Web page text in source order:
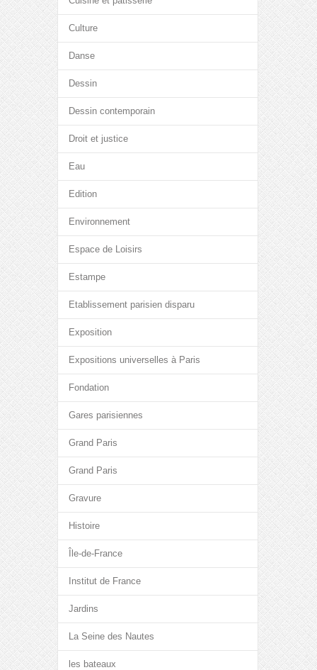
Culture
Danse
Dessin
Dessin contemporain
Droit et justice
Eau
Edition
Environnement
Espace de Loisirs
Estampe
Etablissement parisien disparu
Exposition
Expositions universelles à Paris
Fondation
Gares parisiennes
Grand Paris
Grand Paris
Gravure
Histoire
Île-de-France
Institut de France
Jardins
La Seine des Nautes
les bateaux